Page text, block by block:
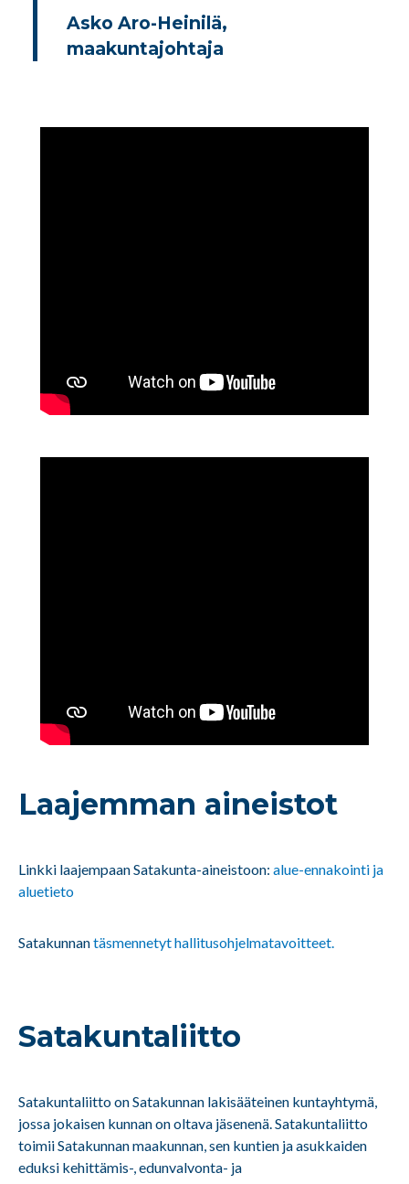
Asko Aro-Heinilä,
maakuntajohtaja
Laajemman aineistot
Linkki laajempaan Satakunta-aineistoon: alue-ennakointi ja
aluetieto
Satakunnantäsmennetyt hallitusohjelmatavoitteet.
Satakuntaliitto
Satakuntaliitto on Satakunnan lakisääteinen kuntayhtymä,
jossa jokaisen kunnan on oltava jäsenenä. Satakuntaliitto
toimii Satakunnan maakunnan, sen kuntien ja asukkaiden
eduksi kehittämis-, edunvalvonta- ja